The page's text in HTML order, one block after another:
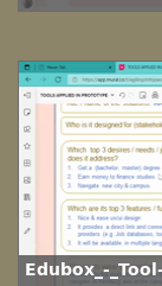
Edubox_-